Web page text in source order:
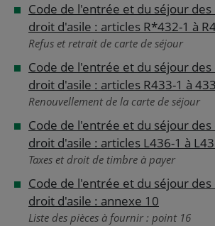
Code de l'entrée et du séjour
droit d'asile : articles R*432-1 à
Refus et retrait de carte de séjour
Code de l'entrée et du séjour
droit d'asile : articles R433-1 à
Renouvellement de la carte de séjour
Code de l'entrée et du séjour
droit d'asile : articles L436-1 à
Taxes et droit de timbre à payer
Code de l'entrée et du séjour
droit d'asile : annexe 10
Liste des pièces à fournir : point 16